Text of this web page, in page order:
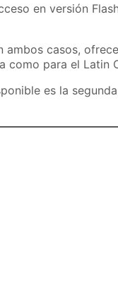
en versión
ambos casos,
como para el Latin
es la